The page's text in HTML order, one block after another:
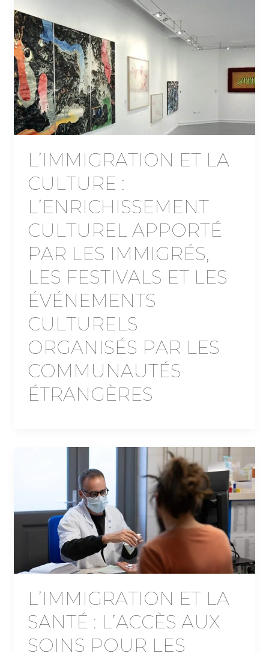
L’IMMIGRATION ET LA
CULTURE :
L’ENRICHISSEMENT
CULTUREL APPORTÉ
PAR LES IMMIGRÉS,
LES FESTIVALS ET LES
ÉVÉNEMENTS
CULTURELS
ORGANISÉS PAR LES
COMMUNAUTÉS
ÉTRANGÈRES
L’IMMIGRATION ET LA
SANTÉ : L’ACCÈS AUX
SOINS POUR LES